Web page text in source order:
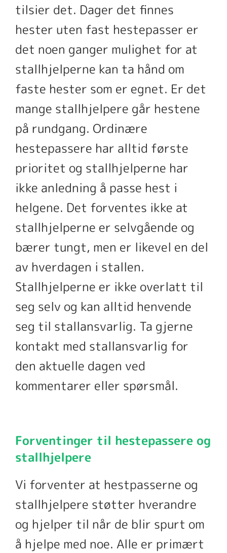
tilsier det. Dager det finnes
hester uten fast hestepasser er
det noen ganger mulighet for at
stallhjelperne kan ta hånd om
faste hester som er egnet. Er det
mange stallhjelpere går hestene
på rundgang. Ordinære
hestepassere har alltid første
prioritet og stallhjelperne har
ikke anledning å passe hest i
helgene. Det forventes ikke at
stallhjelperne er selvgående og
bærer tungt, men er likevel en del
av hverdagen i stallen.
Stallhjelperne er ikke overlatt til
seg selv og kan alltid henvende
seg til stallansvarlig. Ta gjerne
kontakt med stallansvarlig for
den aktuelle dagen ved
kommentarer eller spørsmål.
Forventinger til hestepassere og
stallhjelpere
Vi forventer at hestpasserne og
stallhjelpere støtter hverandre
og hjelper til når de blir spurt om
å hjelpe med noe. Alle er primært